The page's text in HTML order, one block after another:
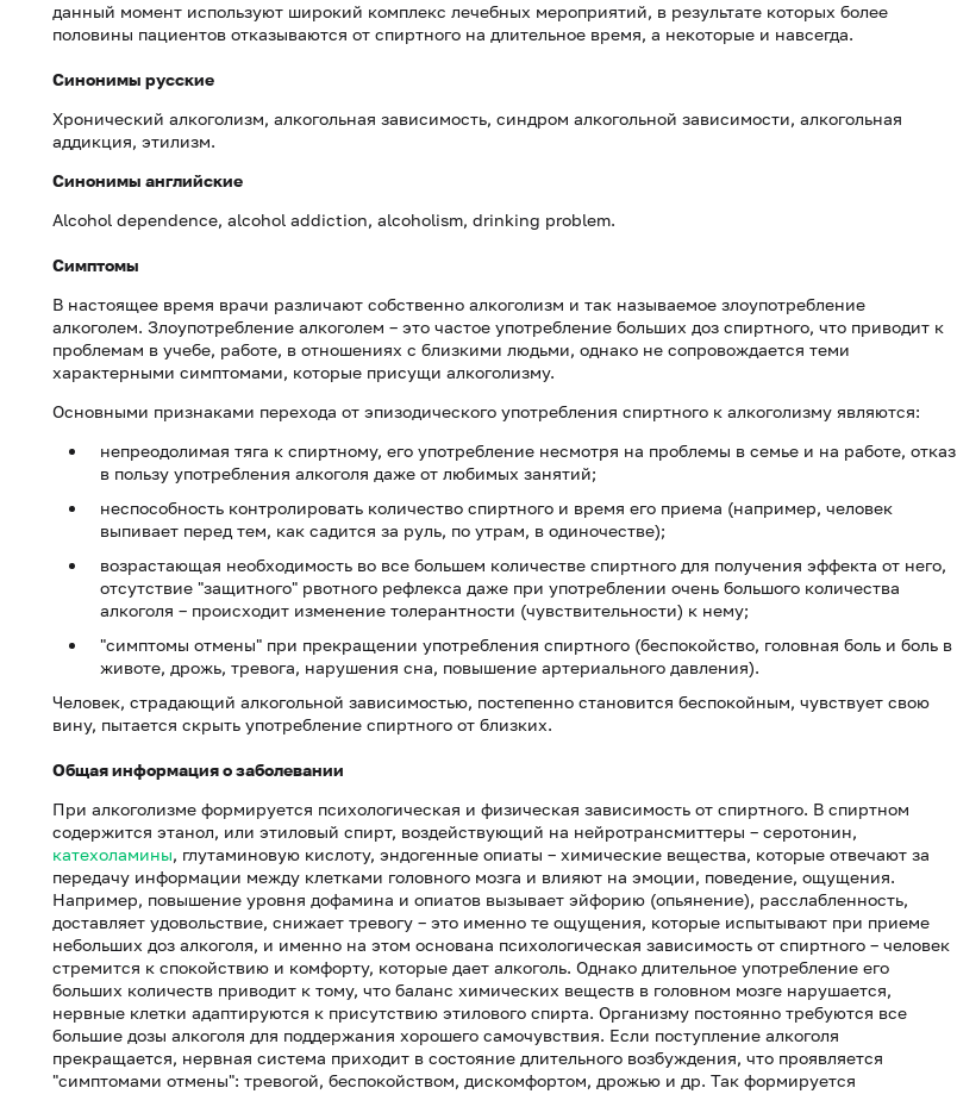
данный момент используют широкий комплекс лечебных мероприятий, в результате которых более
половины пациентов отказываются от спиртного на длительное время, а некоторые и навсегда.
Синонимы русские
Хронический алкоголизм, алкогольная зависимость, синдром алкогольной зависимости, алкогольная
аддикция, этилизм.
Синонимы английские
Alcohol dependence, alcohol addiction, alcoholism, drinking problem.
Симптомы
В настоящее время врачи различают собственно алкоголизм и так называемое злоупотребление
алкоголем. Злоупотребление алкоголем – это частое употребление больших доз спиртного, что приводит к
проблемам в учебе, работе, в отношениях с близкими людьми, однако не сопровождается теми
характерными симптомами, которые присущи алкоголизму.
Основными признаками перехода от эпизодического употребления спиртного к алкоголизму являются:
непреодолимая тяга к спиртному, его употребление несмотря на проблемы в семье и на работе, отказ
в пользу употребления алкоголя даже от любимых занятий;
неспособность контролировать количество спиртного и время его приема (например, человек
выпивает перед тем, как садится за руль, по утрам, в одиночестве);
возрастающая необходимость во все большем количестве спиртного для получения эффекта от него,
отсутствие "защитного" рвотного рефлекса даже при употреблении очень большого количества
алкоголя – происходит изменение толерантности (чувствительности) к нему;
"симптомы отмены" при прекращении употребления спиртного (беспокойство, головная боль и боль в
животе, дрожь, тревога, нарушения сна, повышение артериального давления).
Человек, страдающий алкогольной зависимостью, постепенно становится беспокойным, чувствует свою
вину, пытается скрыть употребление спиртного от близких.
Общая информация о заболевании
При алкоголизме формируется психологическая и физическая зависимость от спиртного. В спиртном
содержится этанол, или этиловый спирт, воздействующий на нейротрансмиттеры – серотонин,
катехоламины, глутаминовую кислоту, эндогенные опиаты – химические вещества, которые отвечают за
передачу информации между клетками головного мозга и влияют на эмоции, поведение, ощущения.
Например, повышение уровня дофамина и опиатов вызывает эйфорию (опьянение), расслабленность,
доставляет удовольствие, снижает тревогу – это именно те ощущения, которые испытывают при приеме
небольших доз алкоголя, и именно на этом основана психологическая зависимость от спиртного – человек
стремится к спокойствию и комфорту, которые дает алкоголь. Однако длительное употребление его
больших количеств приводит к тому, что баланс химических веществ в головном мозге нарушается,
нервные клетки адаптируются к присутствию этилового спирта. Организму постоянно требуются все
большие дозы алкоголя для поддержания хорошего самочувствия. Если поступление алкоголя
прекращается, нервная система приходит в состояние длительного возбуждения, что проявляется
"симптомами отмены": тревогой, беспокойством, дискомфортом, дрожью и др. Так формируется